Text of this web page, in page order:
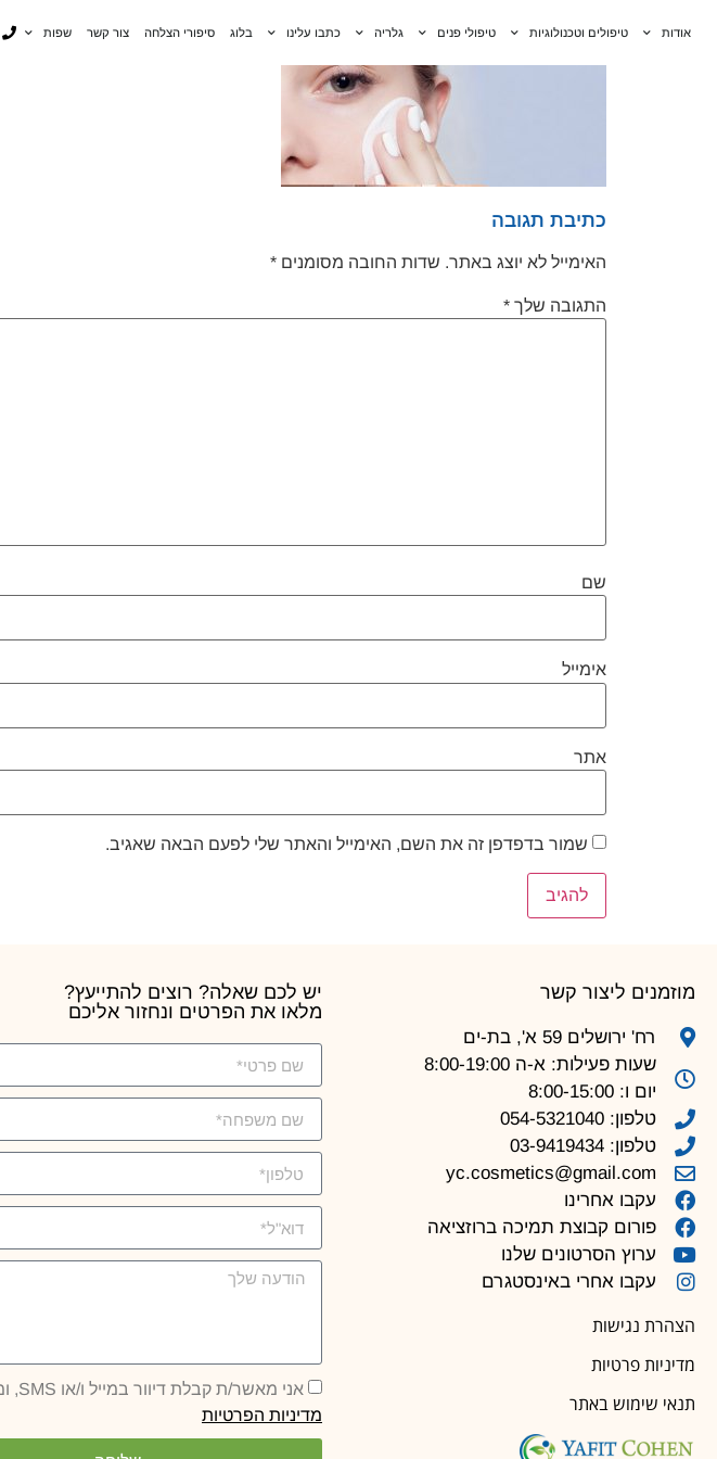
אודות טיפולים וטכנולוגיות טיפולי פנים גלריה כתבו עלינו בלוג סיפורי הצלחה צור קשר שפות
כתיבת תגובה
האימייל לא יוצג באתר. שדות החובה מסומנים *
התגובה שלך *
שם
אימייל
אתר
שמור בדפדפן זה את השם, האימייל והאתר שלי לפעם הבאה שאגיב.
מוזמנים ליצור קשר
רח' ירושלים 59 א', בת-ים
שעות פעילות: א-ה 8:00-19:00
יום ו: 8:00-15:00
טלפון: 054-5321040
טלפון: 03-9419434
yc.cosmetics@gmail.com
עקבו אחרינו
פורום קבוצת תמיכה ברוזציאה
ערוץ הסרטונים שלנו
עקבו אחרי באינסטגרם
הצהרת נגישות
מדיניות פרטיות
תנאי שימוש באתר
יש לכם שאלה? רוצים להתייעץ?
מלאו את הפרטים ונחזור אליכם
אני מאשר/ת קבלת דיוור במייל ו/או SMS, ומאשר/ת את
מדיניות הפרטיות